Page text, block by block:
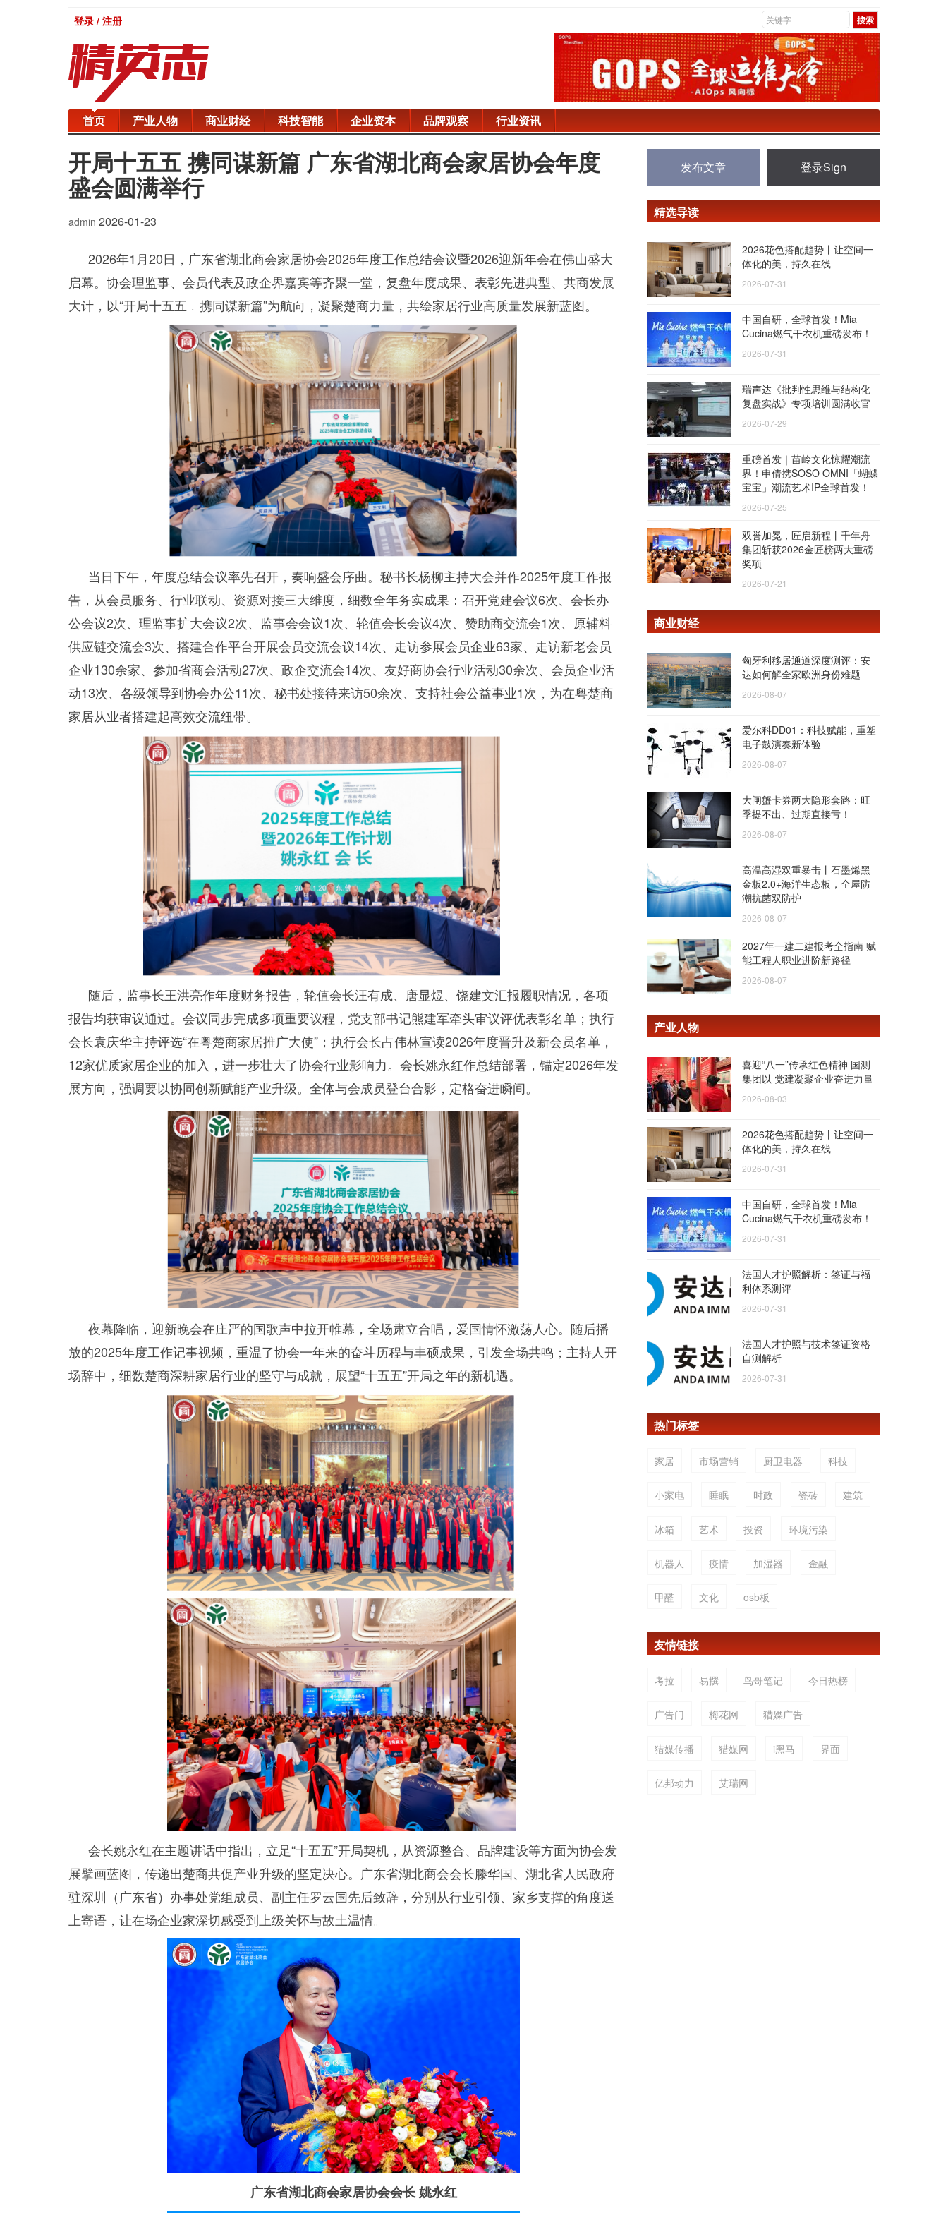
登录 / 注册
首页 产业人物 商业财经 科技智能 企业资本 品牌观察 行业资讯
开局十五五 携同谋新篇 广东省湖北商会家居协会年度
盛会圆满举行
admin 2026-01-23
2026年1月20日，广东省湖北商会家居协会2025年度工作总结会议暨2026迎新年会在佛山盛大
启幕。协会理监事、会员代表及政企界嘉宾等齐聚一堂，复盘年度成果、表彰先进典型、共商发展
大计，以“开局十五五﹒携同谋新篇”为航向，凝聚楚商力量，共绘家居行业高质量发展新蓝图。
当日下午，年度总结会议率先召开，奏响盛会序曲。秘书长杨柳主持大会并作2025年度工作报
告，从会员服务、行业联动、资源对接三大维度，细数全年务实成果：召开党建会议6次、会长办
公会议2次、理监事扩大会议2次、监事会会议1次、轮值会长会议4次、赞助商交流会1次、原辅料
供应链交流会3次、搭建合作平台开展会员交流会议14次、走访参展会员企业63家、走访新老会员
企业130余家、参加省商会活动27次、政企交流会14次、友好商协会行业活动30余次、会员企业活
动13次、各级领导到协会办公11次、秘书处接待来访50余次、支持社会公益事业1次，为在粤楚商
家居从业者搭建起高效交流纽带。
随后，监事长王洪亮作年度财务报告，轮值会长汪有成、唐显煜、饶建文汇报履职情况，各项
报告均获审议通过。会议同步完成多项重要议程，党支部书记熊建军牵头审议评优表彰名单；执行
会长袁庆华主持评选“在粤楚商家居推广大使”；执行会长占伟林宣读2026年度晋升及新会员名单，
12家优质家居企业的加入，进一步壮大了协会行业影响力。会长姚永红作总结部署，锚定2026年发
展方向，强调要以协同创新赋能产业升级。全体与会成员登台合影，定格奋进瞬间。
夜幕降临，迎新晚会在庄严的国歌声中拉开帷幕，全场肃立合唱，爱国情怀激荡人心。随后播
放的2025年度工作记事视频，重温了协会一年来的奋斗历程与丰硕成果，引发全场共鸣；主持人开
场辞中，细数楚商深耕家居行业的坚守与成就，展望“十五五”开局之年的新机遇。
会长姚永红在主题讲话中指出，立足“十五五”开局契机，从资源整合、品牌建设等方面为协会发
展擘画蓝图，传递出楚商共促产业升级的坚定决心。广东省湖北商会会长滕华国、湖北省人民政府
驻深圳（广东省）办事处党组成员、副主任罗云国先后致辞，分别从行业引领、家乡支撑的角度送
上寄语，让在场企业家深切感受到上级关怀与故土温情。
广东省湖北商会家居协会会长 姚永红
发布文章 登录Sign
精选导读
2026花色搭配趋势丨让空间一
体化的美，持久在线
2026-07-31
中国自研，全球首发！Mia
Cucina燃气干衣机重磅发布！
2026-07-31
瑞声达《批判性思维与结构化
复盘实战》专项培训圆满收官
2026-07-29
重磅首发｜苗岭文化惊耀潮流
界！申倩携SOSO OMNI「蝴蝶
宝宝」潮流艺术IP全球首发！
2026-07-25
双誉加冕，匠启新程丨千年舟
集团斩获2026金匠榜两大重磅
奖项
2026-07-21
商业财经
匈牙利移居通道深度测评：安
达如何解全家欧洲身份难题
2026-08-07
爱尔科DD01：科技赋能，重塑
电子鼓演奏新体验
2026-08-07
大闸蟹卡券两大隐形套路：旺
季提不出、过期直接亏！
2026-08-07
高温高湿双重暴击丨石墨烯黑
金板2.0+海洋生态板，全屋防
潮抗菌双防护
2026-08-07
2027年一建二建报考全指南 赋
能工程人职业进阶新路径
2026-08-07
产业人物
喜迎“八一”传承红色精神 国测
集团以 党建凝聚企业奋进力量
2026-08-03
2026花色搭配趋势丨让空间一
体化的美，持久在线
2026-07-31
中国自研，全球首发！Mia
Cucina燃气干衣机重磅发布！
2026-07-31
法国人才护照解析：签证与福
利体系测评
2026-07-31
法国人才护照与技术签证资格
自测解析
2026-07-31
热门标签
家居 市场营销 厨卫电器 科技
小家电 睡眠 时政 瓷砖 建筑
冰箱 艺术 投资 环境污染
机器人 疫情 加湿器 金融
甲醛 文化 osb板
友情链接
考拉 易撰 鸟哥笔记 今日热榜
广告门 梅花网 猎媒广告
猎媒传播 猎媒网 i黑马 界面
亿邦动力 艾瑞网